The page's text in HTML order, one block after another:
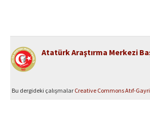
Atatürk Araştırma Merkezi
Bu dergideki çalışmalar Creative Commons Atıf-